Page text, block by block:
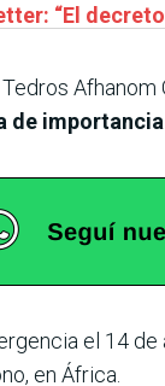
“El
de
el 14
en África.